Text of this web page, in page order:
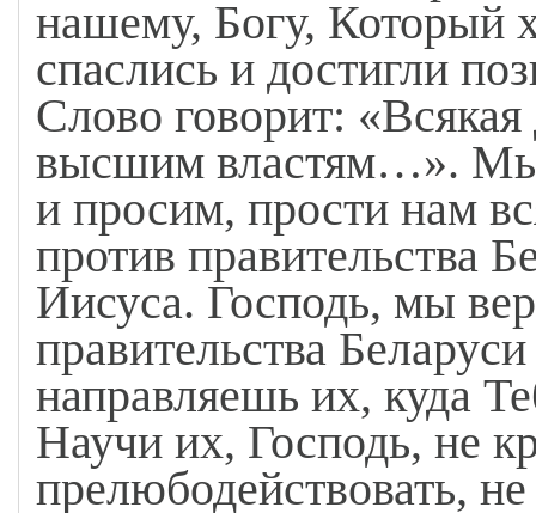
нашему, Богу, Который
спаслись и достигли
Слово говорит:
высшим властям…». Мы
и просим, прости нам
против правительства
Иисуса. Господь, мы
правительства
направляешь их, куда
Научи их, Господь, не
прелюбодействовать,